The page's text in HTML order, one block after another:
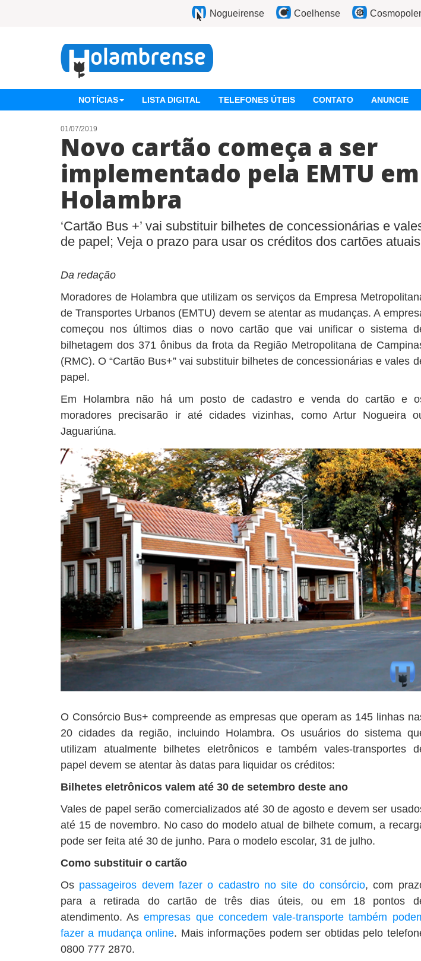
Nogueirense Coelhense
NOTÍCIAS LISTA DIGITAL TELEFONES ÚTEIS CONTATO ANUNCIE
01/07/2019
Novo cartão começa a ser
implementado pela EMTU em
Holambra
‘Cartão Bus +’ vai substituir bilhetes de concessionárias e
de papel; Veja o prazo para usar os créditos dos cartões atuais
Da redação
Moradores de Holambra que utilizam os serviços da Empresa
de Transportes Urbanos (EMTU) devem se atentar as mudanças. A
começou nos últimos dias o novo cartão que vai unificar o sistema
bilhetagem dos 371 ônibus da frota da Região Metropolitana de
(RMC). O “Cartão Bus+” vai substituir bilhetes de concessionárias e vales
papel.
Em Holambra não há um posto de cadastro e venda do cartão e
moradores precisarão ir até cidades vizinhas, como Artur Nogueira
Jaguariúna.
O Consórcio Bus+ compreende as empresas que operam as 145 linhas
20 cidades da região, incluindo Holambra. Os usuários do sistema
utilizam atualmente bilhetes eletrônicos e também vales-transportes
papel devem se atentar às datas para liquidar os créditos:
Bilhetes eletrônicos valem até 30 de setembro deste ano
Vales de papel serão comercializados até 30 de agosto e devem ser
até 15 de novembro. No caso do modelo atual de bilhete comum, a
pode ser feita até 30 de junho. Para o modelo escolar, 31 de julho.
Como substituir o cartão
Os passageiros devem fazer o cadastro no site do consórcio, com
para a retirada do cartão de três dias úteis, ou em 18 pontos
atendimento. Asempresas que concedem vale-transporte também
fazer a mudança online. Mais informações podem ser obtidas pelo
0800 777 2870.